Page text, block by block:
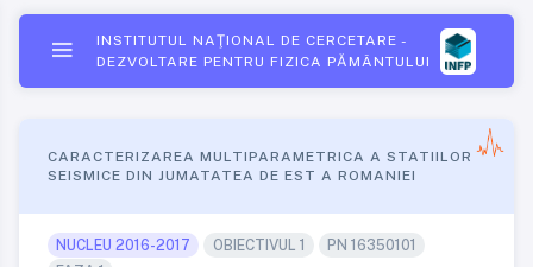
INSTITUTUL NAŢIONAL DE CERCETARE -
DEZVOLTARE PENTRU FIZICA PĂMÂNTULUI
CARACTERIZAREA MULTIPARAMETRICA A STATIILOR
SEISMICE DIN JUMATATEA DE EST A ROMANIEI
NUCLEU 2016-2017 OBIECTIVUL 1
PN 16350101